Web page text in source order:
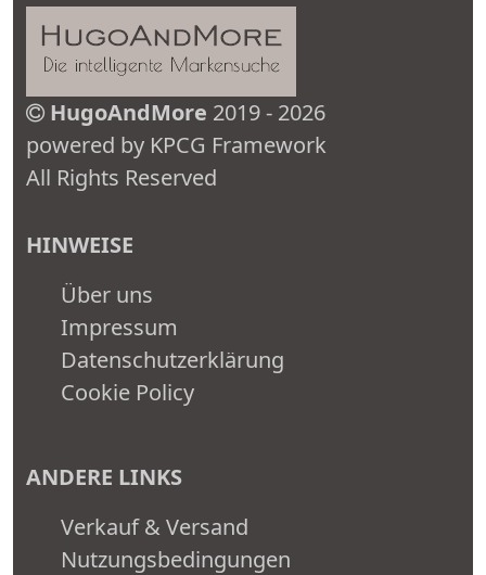
HugoAndMore 2019 - 2026
powered by KPCG Framework
All Rights Reserved
HINWEISE
Über uns
Impressum
Datenschutzerklärung
Cookie Policy
ANDERE LINKS
Verkauf & Versand
Nutzungsbedingungen